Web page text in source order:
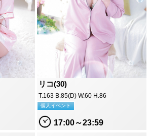
リコ(30)
T.163 B.85(D) W.60 H.86
個人イベント
17:00～23:59